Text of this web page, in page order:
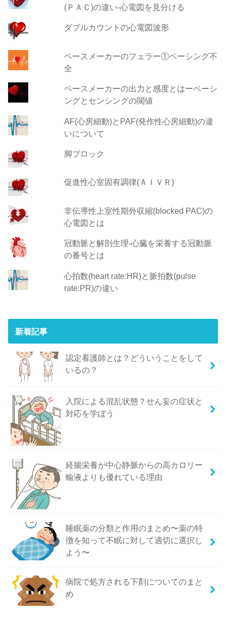
(ＰＡＣ)の違い-心電図を見分ける
ダブルカウントの心電図波形
ペースメーカーのフェラー①ペーシング不
全
ペースメーカーの出力と感度とはーペーシ
ングとセンシングの閾値
AF(心房細動)とPAF(発作性心房細動)の違
いについて
脚ブロック
促進性心室固有調律(ＡＩＶＲ)
非伝導性上室性期外収縮(blocked PAC)の
心電図とは
冠動脈と解剖生理-心臓を栄養する冠動脈
の番号とは
心拍数(heart rate:HR)と脈拍数(pulse
rate:PR)の違い
新着記事
認定看護師とは？どういうことをして
いるの？
入院による混乱状態？せん妄の症状と
対応を学ぼう
経腸栄養が中心静脈からの高カロリー
輸液よりも優れている理由
睡眠薬の分類と作用のまとめ〜薬の特
徴を知って不眠に対して適切に選択し
よう〜
病院で処方される下剤についてのまと
め